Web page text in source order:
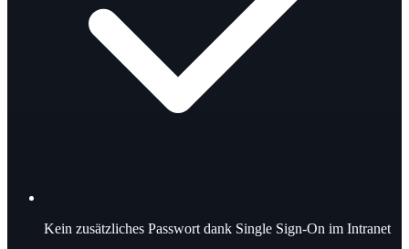
Kein zusätzliches Passwort dank Single Sign-On im Intranet